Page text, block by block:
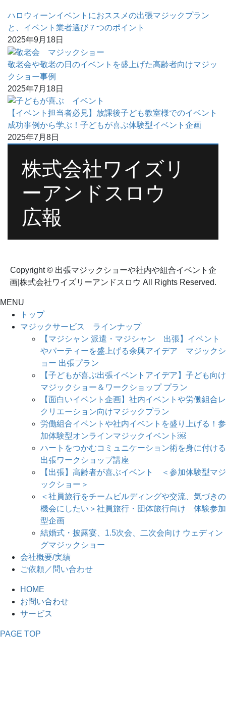
ハロウィーンイベントにおススメの出張マジックプラン
と、イベント業者選び７つのポイント
2025年9月18日
敬老会や敬老の日のイベントを盛上げた高齢者向けマジッ
クショー事例
2025年7月18日
【イベント担当者必見】放課後子ども教室様でのイベント
成功事例から学ぶ！子どもが喜ぶ体験型イベント企画
2025年7月8日
株式会社ワイズリ
ーアンドスロウ
広報
Copyright © 出張マジックショーや社内や組合イベント企
画|株式会社ワイズリーアンドスロウ All Rights Reserved.
MENU
トップ
マジックサービス ラインナップ
【マジシャン 派遣・マジシャン 出張】イベント
やパーティーを盛上げる余興アイデア マジックシ
ョー 出張プラン
【子どもが喜ぶ出張イベントアイデア】子ども向け
マジックショー＆ワークショップ プラン
【面白いイベント企画】社内イベントや労働組合レ
クリエーション向けマジックプラン
労働組合イベントや社内イベントを盛り上げる！参
加体験型オンラインマジックイベント￼
ハートをつかむコミュニケーション術を身に付ける
出張ワークショップ講座
【出張】高齢者が喜ぶイベント ＜参加体験型マジ
ックショー＞
＜社員旅行をチームビルディングや交流、気づきの
機会にしたい＞社員旅行・団体旅行向け 体験参加
型企画
結婚式・披露宴、1.5次会、二次会向け ウェディン
グマジックショー
会社概要/実績
ご依頼／問い合わせ
HOME
お問い合わせ
サービス
PAGE TOP